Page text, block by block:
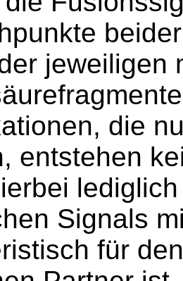
jeweiligen
die
entstehen
Signals
für